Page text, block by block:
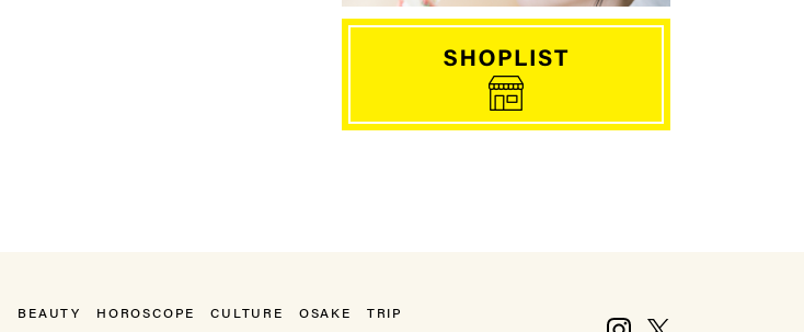
BEAUTY HOROSCOPE CULTURE OSAKE
TRIP
Instagram